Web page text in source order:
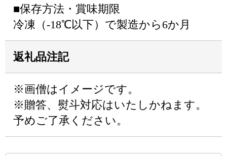
■保存方法・賞味期限
冷凍（-18℃以下）で製造から6か月
返礼品注記
※画僧はイメージです。
※贈答、熨斗対応はいたしかねます。
予めご了承ください。